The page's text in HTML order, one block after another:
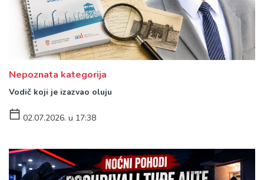
Nepoznata kategorija
Vodič koji je izazvao oluju
02.07.2026. u 17:38